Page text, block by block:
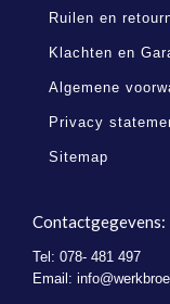
Ruilen en
Klachten en
Algemene
Privacy
Sitemap
Contactgegevens:
Tel: 078- 481 497
Email: